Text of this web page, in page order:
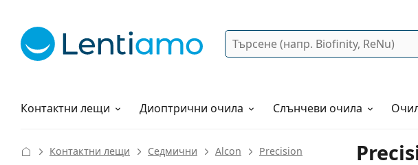
Търсене
Контактни лещи
Разтвори Диоптрични очила Слънчеви очила
Как да поръчам?
Контактни лещи Седмични Alcon Precision